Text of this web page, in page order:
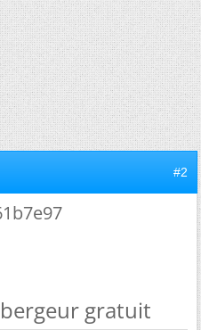
#2
gratuit